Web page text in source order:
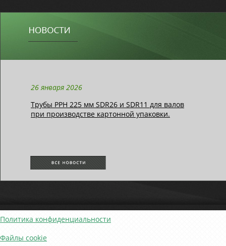
26 января 2026
Трубы РРН 225 мм SDR26 и SDR11 для валов
при производстве картонной упаковки.
Политика конфиденциальности
Файлы cookie